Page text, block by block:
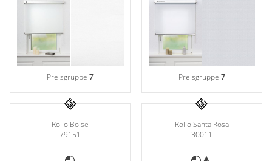
Preisgruppe7 Preisgruppe 7
Rollo Boise
79151
Rollo Santa Rosa
30011